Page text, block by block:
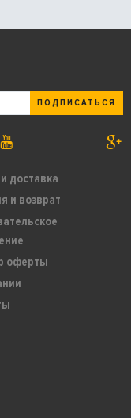
доставка
и возврат
оферты
ПОДПИСАТЬСЯ